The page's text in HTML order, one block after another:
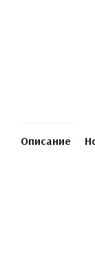
Описание